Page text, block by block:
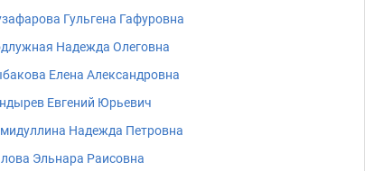
Гульгена Гафуровна
Надежда Олеговна
Елена Александровна
Евгений Юрьевич
Надежда Петровна
Эльнара Раисовна